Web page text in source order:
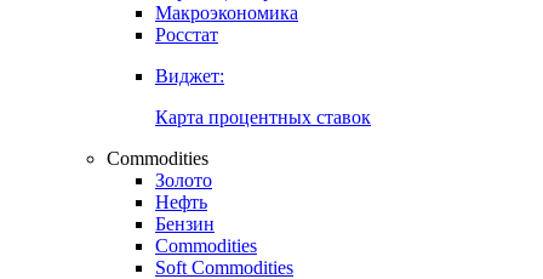
Макроэкономика
Росстат
Виджет:
Карта процентных ставок
Commodities
Золото
Нефть
Бензин
Commodities
Soft Commodities